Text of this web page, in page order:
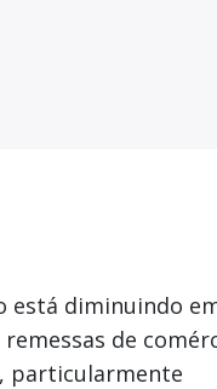
está diminuindo
de
particularmente